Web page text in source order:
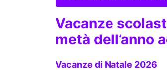
Vacanze
metà dell’anno
Vacanze di Natale 2026